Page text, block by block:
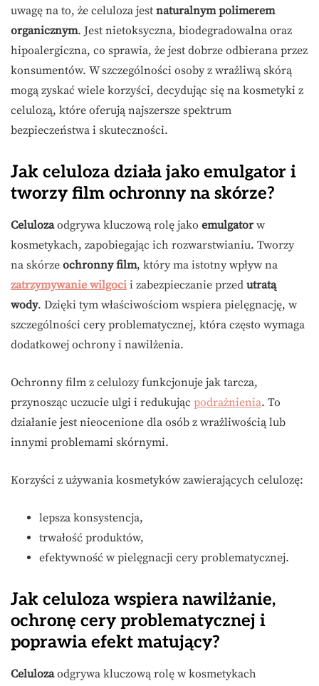
uwagę na to, że celuloza jest naturalnym polimerem
organicznym. Jest nietoksyczna, biodegradowalna oraz
hipoalergiczna, co sprawia, że jest dobrze odbierana przez
konsumentów. W szczególności osoby z wrażliwą skórą
mogą zyskać wiele korzyści, decydując się na kosmetyki z
celulozą, które oferują najszersze spektrum
bezpieczeństwa i skuteczności.
Jak celuloza działa jako emulgator i
tworzy film ochronny na skórze?
Celulozaodgrywa kluczową rolę jako emulgatorw
kosmetykach, zapobiegając ich rozwarstwianiu. Tworzy
na skórze ochronny film, który ma istotny wpływ na
zatrzymywanie wilgoci i zabezpieczanie przed utratą
wody. Dzięki tym właściwościom wspiera pielęgnację, w
szczególności cery problematycznej, która często wymaga
dodatkowej ochrony i nawilżenia.
Ochronny film z celulozy funkcjonuje jak tarcza,
przynosząc uczucie ulgi i redukując podrażnienia. To
działanie jest nieocenione dla osób z wrażliwością lub
innymi problemami skórnymi.
Korzyści z używania kosmetyków zawierających celulozę:
lepsza konsystencja,
trwałość produktów,
efektywność w pielęgnacji cery problematycznej.
Jak celuloza wspiera nawilżanie,
ochronę cery problematycznej i
poprawia efekt matujący?
Celulozaodgrywa kluczową rolę w kosmetykach